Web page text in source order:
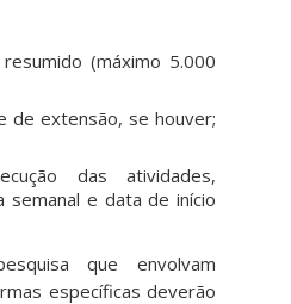
(máximo 5.000
de extensão, se houver;
das atividades,
semanal e data de início
que envolvam
específicas deverão